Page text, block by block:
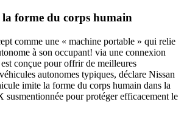
forme du corps humain
comme une « machine portable » qui relie
à son occupant! via une connexion
conçue pour offrir de meilleures
autonomes typiques, déclare Nissan
imite la forme du corps humain dans la
susmentionnée pour protéger efficacement le